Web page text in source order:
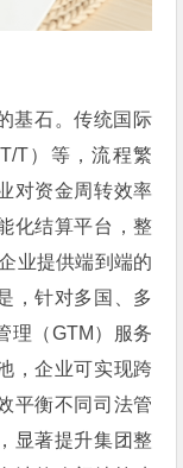
基石。传统国际
T）等，流程繁
对资金周转效率
化结算平台，整
业提供端到端的
，针对多国、多
理（GTM）服务
，企业可实现跨
平衡不同司法管
显著提升集团整